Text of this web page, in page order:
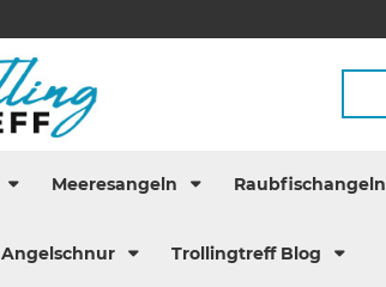
Meeresangeln Raubfischangeln
Angelschnur Trollingtreff Blog